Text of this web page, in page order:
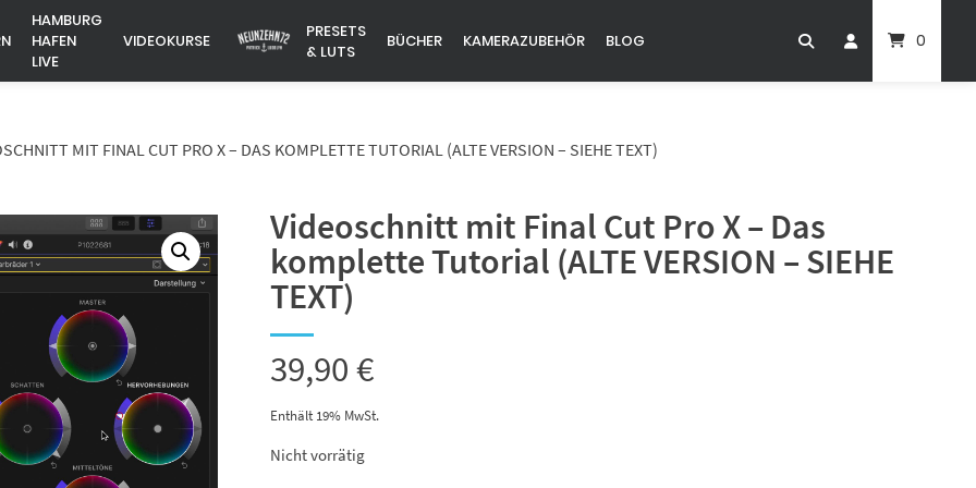
HAMBURG
HAFEN
LIVE
VIDEOKURSE
PRESETS
& LUTS
BÜCHER KAMERAZUBEHÖR BLOG 0
MIT FINAL CUT PRO X – DAS KOMPLETTE TUTORIAL (ALTE VERSION – SIEHE TEXT)
Videoschnitt mit Final Cut Pro X – Das
komplette Tutorial (ALTE VERSION – SIEHE
TEXT)
39,90€
Enthält 19% MwSt.
Nicht vorrätig